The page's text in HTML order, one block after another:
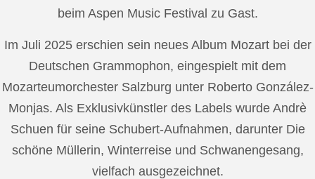
beim Aspen Music Festival zu Gast.
Im Juli 2025 erschien sein neues Album Mozart bei der
Deutschen Grammophon, eingespielt mit dem
Mozarteumorchester Salzburg unter Roberto González-
Monjas. Als Exklusivkünstler des Labels wurde Andrè
Schuen für seine Schubert-Aufnahmen, darunter Die
schöne Müllerin, Winterreise und Schwanengesang,
vielfach ausgezeichnet.